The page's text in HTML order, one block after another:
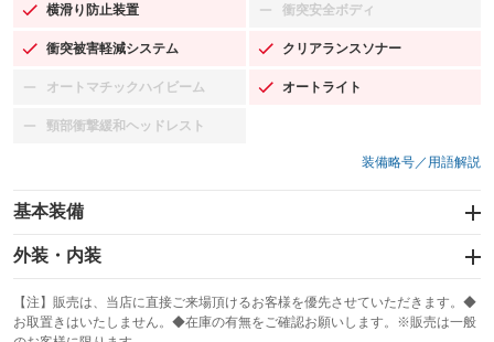
横滑り防止装置
：装備あり 衝突安全ボディ
：装備なし
衝突被害軽減システム
：装備あり クリアランスソナー
：装備あり
オートマチックハイビーム
：装備なし オートライト
：装備あり
頸部衝撃緩和ヘッドレスト
：装備なし
装備略号／用語解説
基本装備
エアバッグ：運転席/助手席/サイド
：装備あり
：装備なし
サンルーフ
：装備なし ABS
外装・内装
カーナビ：HDDナビ
：装備あり
TV：フルセグ
【注】販売は、当店に直接ご来場頂けるお客様を優先させていただきます。◆
お取置きはいたしません。◆在庫の有無をご確認お願いします。※販売は一般